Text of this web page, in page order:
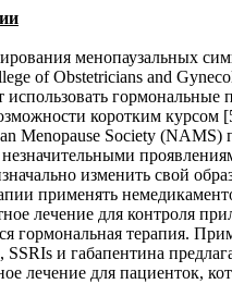
менопаузальных
of Obstetricians and
использовать гормональные
коротким курсом
Menopause Society (NAMS)
изменить свой
применять
лечение для контроля
гормональная терапия.
SSRIs и габапентина
лечение для пациенток,